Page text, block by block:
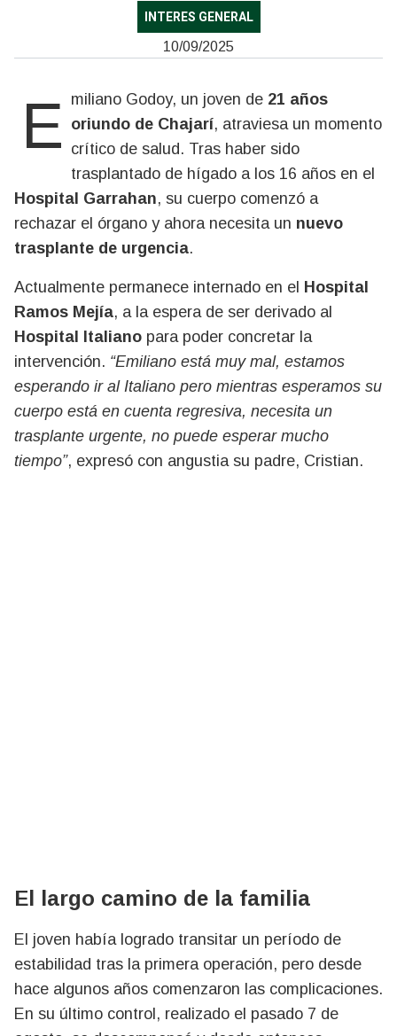
INTERES GENERAL
10/09/2025
Emiliano Godoy, un joven de 21 años
oriundo de Chajarí, atraviesa un momento
crítico de salud. Tras haber sido
trasplantado de hígado a los 16 años en el
Hospital Garrahan, su cuerpo comenzó a
rechazar el órgano y ahora necesita un nuevo
trasplante de urgencia.
Actualmente permanece internado en el Hospital
Ramos Mejía, a la espera de ser derivado al
Hospital Italiano para poder concretar la
intervención. “Emiliano está muy mal, estamos
esperando ir al Italiano pero mientras esperamos su
cuerpo está en cuenta regresiva, necesita un
trasplante urgente, no puede esperar mucho
tiempo”, expresó con angustia su padre, Cristian.
El largo camino de la familia
El joven había logrado transitar un período de
estabilidad tras la primera operación, pero desde
hace algunos años comenzaron las complicaciones.
En su último control, realizado el pasado 7 de